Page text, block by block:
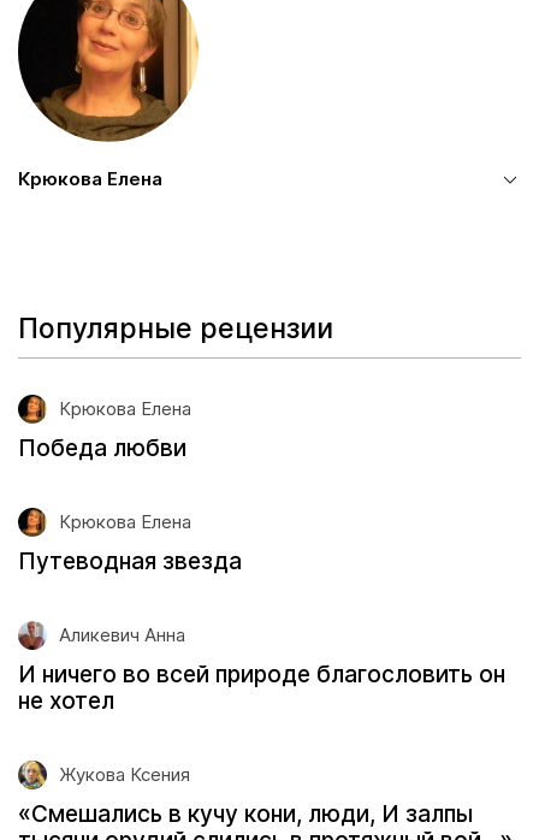
Крюкова Елена
Популярные рецензии
Крюкова Елена
Победа любви
Крюкова Елена
Путеводная звезда
Аликевич Анна
И ничего во всей природе благословить он
не хотел
Жукова Ксения
«Смешались в кучу кони, люди, И залпы